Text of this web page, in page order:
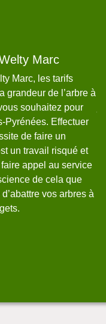
Marc
Marc, les tarifs
grandeur de l’arbre à
souhaitez pour
Pyrénées. Effectuer
de faire un
un travail risqué et
appel au service
de cela que
vos arbres à